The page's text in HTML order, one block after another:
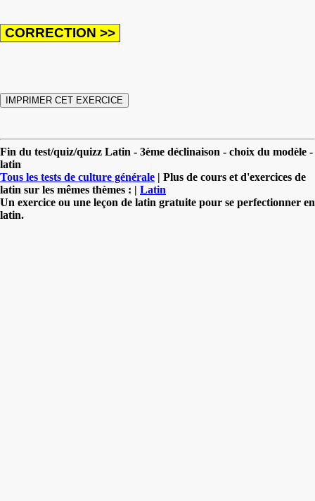
Fin du test/quiz/quizz Latin - 3ème déclinaison - choix du modèle -
latin
Tous les tests de culture générale | Plus de cours et d'exercices de
latin sur les mêmes thèmes : | Latin
Un exercice ou une leçon de latin gratuite pour se perfectionner en
latin.